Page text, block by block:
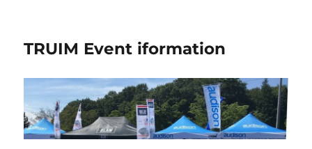
TRUIM Event iformation